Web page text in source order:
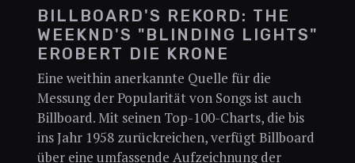
BILLBOARD'S REKORD: THE
WEEKND'S "BLINDING LIGHTS"
EROBERT DIE KRONE
Eine weithin anerkannte Quelle für die
Messung der Popularität von Songs ist auch
Billboard. Mit seinen Top-100-Charts, die bis
ins Jahr 1958 zurückreichen, verfügt Billboard
über eine umfassende Aufzeichnung der